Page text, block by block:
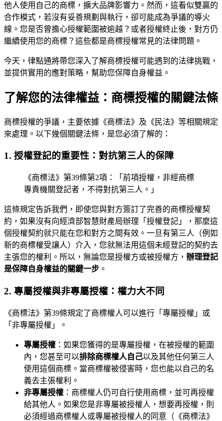
他人使用自己的商標，擴大品牌影響力。然而，這看似雙贏的
合作模式，若沒有妥善規劃與執行，卻可能成為爭議的導火
線。您是否曾擔心授權範圍被逾越？或者授權終止後，對方仍
繼續使用您的商標？這些都是商標授權常見的法律問題。
今天，律點通將帶您深入了解商標授權可能遇到的法律挑戰，
並提供實用的應對策略，幫助您保障自身權益。
了解您的法律權益：商標授權的關鍵法條
商標授權的爭議，主要依據《商標法》及《民法》等相關規定
來處理。以下幾個關鍵法條，是您必須了解的：
1. 授權登記的重要性：對抗第三人的保障
《商標法》第39條第2項：「前項授權，非經商標
專責機關登記者，不得對抗第三人。」
這條規定告訴我們，即使您與對方簽訂了完善的商標授權契
約，如果沒有向經濟部智慧財產局辦理「授權登記」，那麼這
個授權契約就只能在您和對方之間有效。一旦有第三人（例如
新的商標權受讓人）介入，您就無法用這個未經登記的契約去
主張您的權利。所以，無論您是授權方或被授權方， 辦理登記
是保障自身權益的關鍵一步 。
2. 專屬授權與非專屬授權：權力大不同
《商標法》第39條規定了商標權人可以進行「專屬授權」或
「非專屬授權」。
專屬授權 ：如果您獲得的是專屬授權，在被授權的範圍
內，您甚至可以排除商標權人自己以及其他任何第三人
使用這個商標。當商標權被侵害時，您也能以自己的名
義去主張權利。
非專屬授權 ：商標權人仍可自行使用商標，並可再授權
給其他人。如果您是非專屬被授權人，想要再授權，則
必須經過商標權人或專屬被授權人的同意（《商標法》